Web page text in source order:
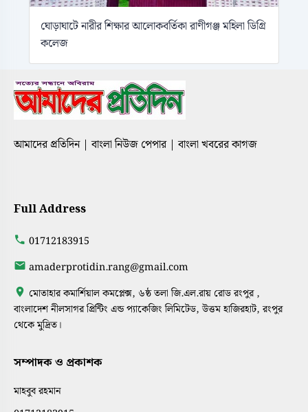
ঘোড়াঘাটে নারীর শিক্ষার আলোকবর্তিকা রাণীগঞ্জ মহিলা ডিগ্রি
কলেজ
আমাদের প্রতিদিন | বাংলা নিউজ পেপার | বাংলা খবরের কাগজ
Full Address
01712183915
amaderprotidin.rang@gmail.com
মোতাহার কমার্শিয়াল কমপ্লেক্স, ৬ষ্ঠ তলা জি.এল.রায় রোড রংপুর ,
বাংলাদেশ নীলসাগর প্রিন্টিং এন্ড প্যাকেজিং লিমিটেড, উত্তম হাজিরহাট, রংপুর
থেকে মুদ্রিত।
সম্পাদক ও প্রকাশক
মাহবুব রহমান